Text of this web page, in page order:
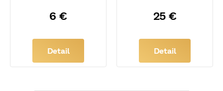
6 €
Detail
25 €
Detail